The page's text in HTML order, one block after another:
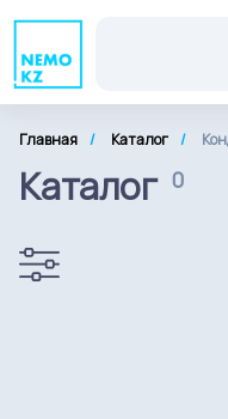
Главная Каталог
Каталог 0